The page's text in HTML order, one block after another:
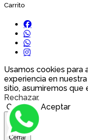
Carrito
Usamos cookies para
experiencia en
sitio, asumiremos que
Rechazar.
Cookies Aceptar
Cerrar